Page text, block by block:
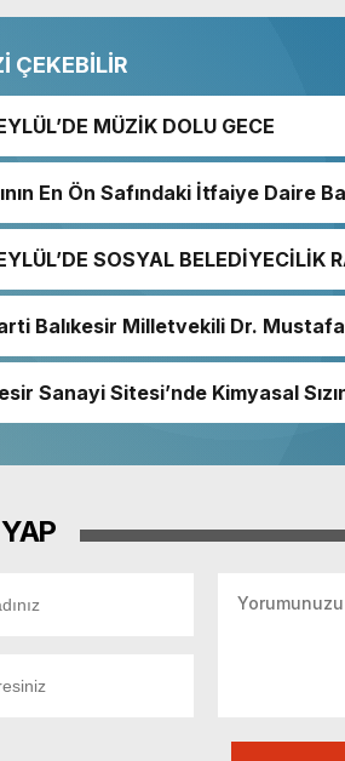
ÇEKEBİLİR
MÜZİK DOLU GECE
En Ön Safındaki İtfaiye Daire
SOSYAL BELEDİYECİLİK
Balıkesir Milletvekili Dr. Mustafa
Sanayi Sitesi’nde Kimyasal